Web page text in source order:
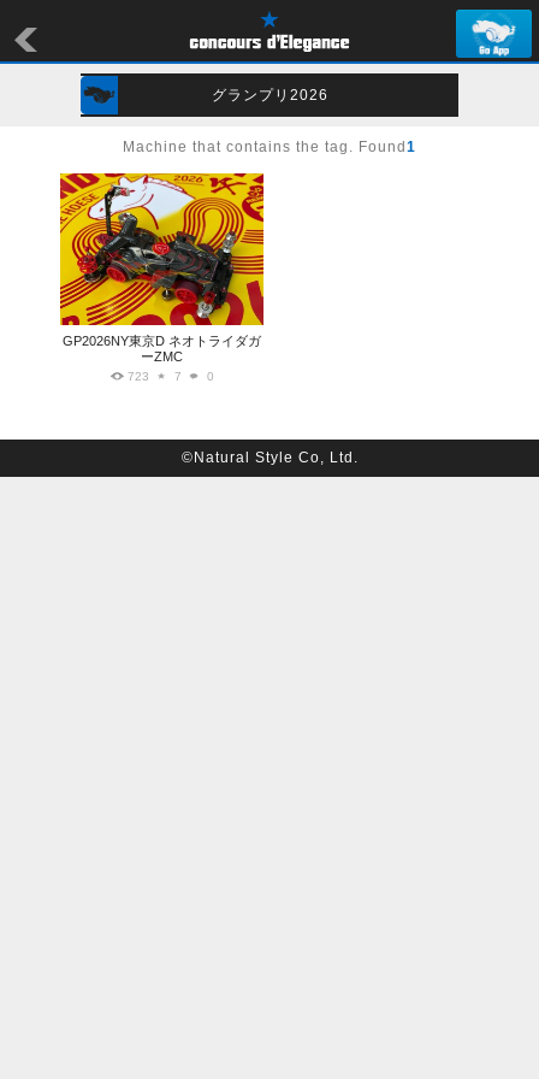
グランプリ2026
Machine that contains the tag. Found 1
GP2026NY東京D ネオトライダガ
ーZMC
723 7 0
©Natural Style Co, Ltd.